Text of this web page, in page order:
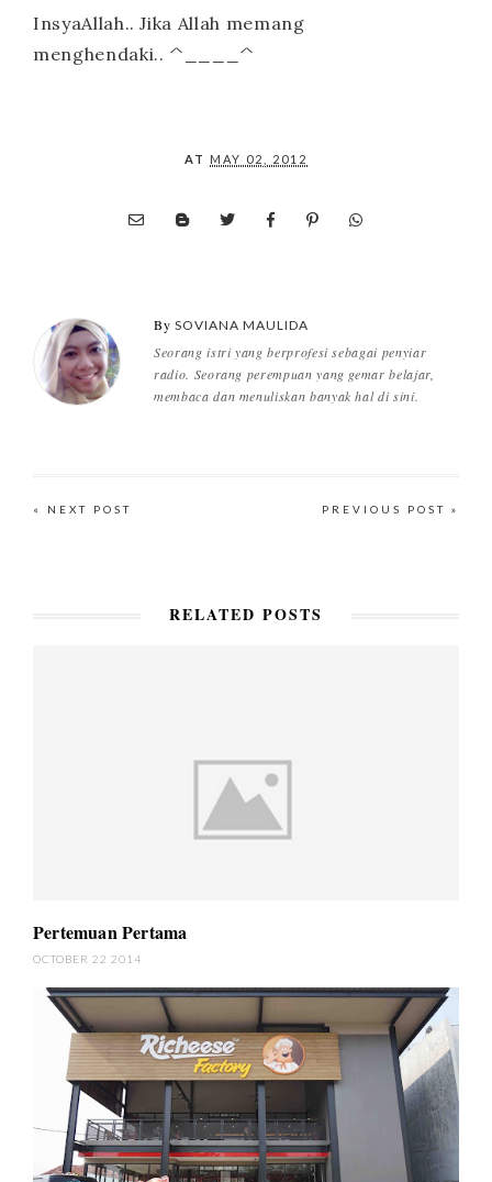
InsyaAllah.. Jika Allah memang
menghendaki.. ^____^
AT MAY 02, 2012
By SOVIANA MAULIDA
Seorang istri yang berprofesi sebagai penyiar
radio. Seorang perempuan yang gemar belajar,
membaca dan menuliskan banyak hal di sini.
« NEXT POST PREVIOUS POST »
RELATED POSTS
Pertemuan Pertama
OCTOBER 22 2014